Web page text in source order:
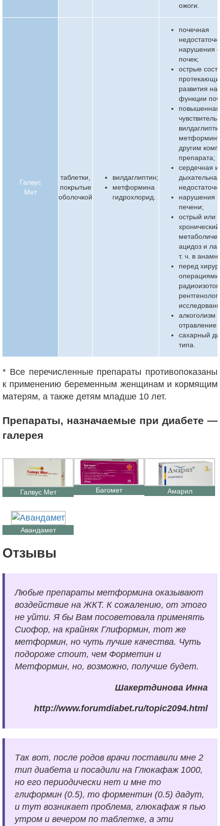
ожоги.
Галвус
Мет
таблетки,
покрытые
оболочкой
вилдаглиптин;
метформина
гидрохлорид.
почечная
нарушения
почек;
острые
развития
функции
повышенная
другим
препарата;
сердечная и
нарушения
печени;
острый или
хронический
ацидоз и
т. ч. в
перед
алкоголизм
отравление
сахарный
типа.
* Все перечисленные препараты противопоказаны
к применению беременным женщинам и кормящим
матерям, а также детям младше 10 лет.
Препараты, назначаемые при диабете —
галерея
Галвус Мет Багомет Амарил
Авандамет
Отзывы
Любые препараты метформина оказывают
воздействие на ЖКТ. К сожалению, от этого
не уйти. Я бы Вам посоветовала применять
Сиофор, на крайняк Глиформин, тот же
метформин, но чуть лучше качества. Чуть
подороже стоит, чем Форметин и
Метформин, но, возможно, получше будет.
Шакертдинова Инна
http://www.forumdiabet.ru/topic2094.html
Так вот, после родов врачи поставили мне 2
тип диабета и посадили на Глюкафаж 1000,
но его периодически нет и мне то
глиформин (0.5), то форментин (0.5) дадут,
и тут возникает проблема, глюкафаж я пью
утром и вечером по таблетке, а эти